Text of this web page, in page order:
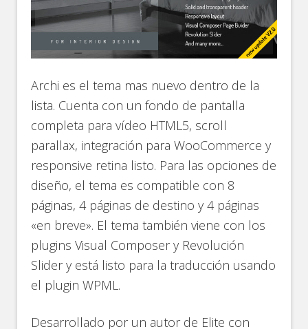
Archi es el tema mas nuevo dentro de la
lista. Cuenta con un fondo de pantalla
completa para vídeo HTML5, scroll
parallax, integración para WooCommerce y
responsive retina listo. Para las opciones de
diseño, el tema es compatible con 8
páginas, 4 páginas de destino y 4 páginas
«en breve». El tema también viene con los
plugins Visual Composer y Revolución
Slider y está listo para la traducción usando
el plugin WPML.
Desarrollado por un autor de Elite con